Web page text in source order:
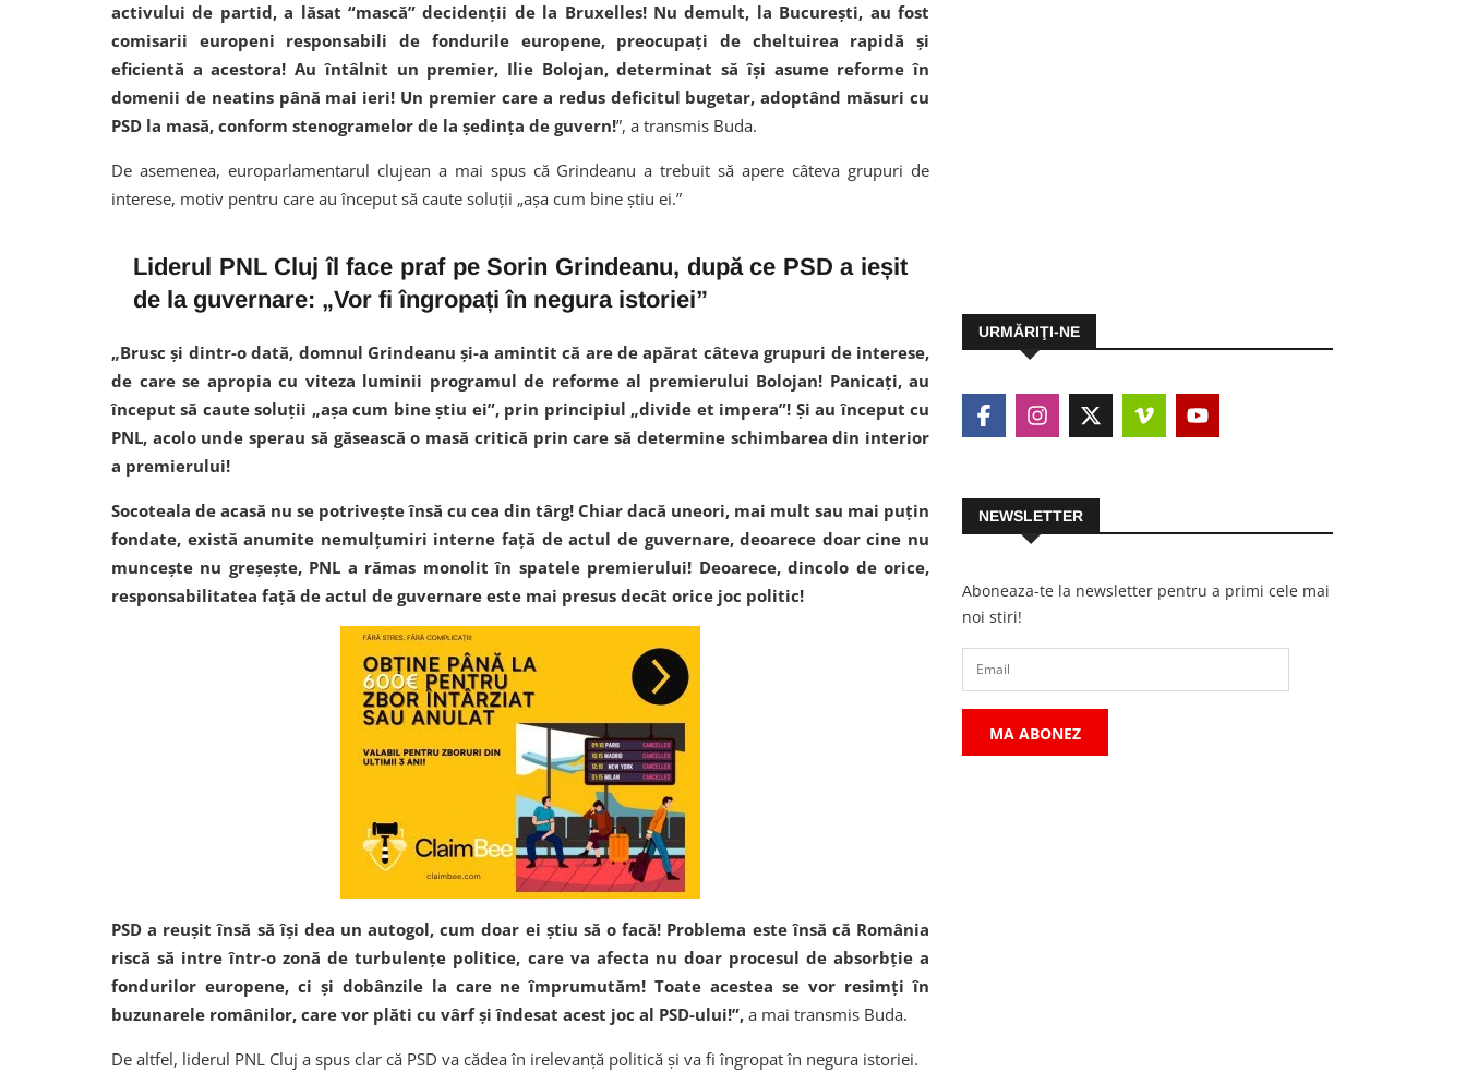
activului de partid, a lăsat “mască” decidenții de la Bruxelles! Nu demult, la București, au fost
comisarii europeni responsabili de fondurile europene, preocupați de cheltuirea rapidă și
eficientă a acestora! Au întâlnit un premier, Ilie Bolojan, determinat să își asume reforme în
domenii de neatins până mai ieri! Un premier care a redus deficitul bugetar, adoptând măsuri cu
PSD la masă, conform stenogramelor de la ședința de guvern!”, a transmis Buda.
De asemenea, europarlamentarul clujean a mai spus că Grindeanu a trebuit să apere câteva grupuri de
interese, motiv pentru care au început să caute soluții „așa cum bine știu ei.”
Liderul PNL Cluj îl face praf pe Sorin Grindeanu, după ce PSD a ieșit
de la guvernare: „Vor fi îngropați în negura istoriei”
„Brusc și dintr-o dată, domnul Grindeanu și-a amintit că are de apărat câteva grupuri de interese,
de care se apropia cu viteza luminii programul de reforme al premierului Bolojan! Panicați, au
început să caute soluții „așa cum bine știu ei”, prin principiul „divide et impera”! Și au început cu
PNL, acolo unde sperau să găsească o masă critică prin care să determine schimbarea din interior
a premierului!
Socoteala de acasă nu se potrivește însă cu cea din târg! Chiar dacă uneori, mai mult sau mai puțin
fondate, există anumite nemulțumiri interne față de actul de guvernare, deoarece doar cine nu
muncește nu greșește, PNL a rămas monolit în spatele premierului! Deoarece, dincolo de orice,
responsabilitatea față de actul de guvernare este mai presus decât orice joc politic!
PSD a reușit însă să își dea un autogol, cum doar ei știu să o facă! Problema este însă că România
riscă să intre într-o zonă de turbulențe politice, care va afecta nu doar procesul de absorbție a
fondurilor europene, ci și dobânzile la care ne împrumutăm! Toate acestea se vor resimți în
buzunarele românilor, care vor plăti cu vârf și îndesat acest joc al PSD-ului!”, a mai transmis Buda.
De altfel, liderul PNL Cluj a spus clar că PSD va cădea în irelevanță politică și va fi îngropat în negura istoriei.
URMĂRIŢI-NE
NEWSLETTER
Aboneaza-te la newsletter pentru a primi cele mai
noi stiri!
MA ABONEZ